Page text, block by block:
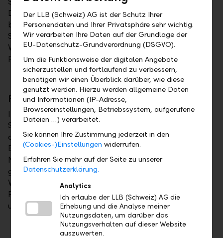
Die neue Seite heisst nun "Asset Allocation" und
beinhaltet eine Vielzahl an Analysemöglichkeiten.
Sie bietet Ihnen die Möglichkeit, eine Analyse der
Vermögenswerte einer Kundenbeziehung oder eines
Portfolios zu erstellen.
PDF-Ausdruck
Im Online Banking haben Sie auf verschiedenen
Seiten die Möglichkeit, ein PDF zu generieren. Bis
anhin wurden diese PDF-Dateien aus dem Online
Banking im Hochformat erstellt. Seit dem
November-Release werden Ihnen diese selbst
generierten Dokumente im Querformat zur
Verfügung gestellt. Die von der Bank in Ihrem
Postfach bereitgestellten Dokumente bleiben
unverändert.
Der LLB (Schweiz) AG ist der Schutz Ihrer
Personendaten und Ihrer Privatsphäre sehr wichtig.
Wir verarbeiten Ihre Daten auf der Grundlage der
EU-Datenschutz-Grundverordnung (DSGVO).
Um die Funktionsweise der digitalen Angebote
sicherzustellen und fortlaufend zu verbessern,
benötigen wir einen Überblick darüber, wie diese
genutzt werden. Hierzu werden allgemeine Daten
und Informationen (IP-Adresse,
Browsereinstellungen, Betriebssystem, aufgerufene
Dateien …) verarbeitet.
Sie können Ihre Zustimmung jederzeit in den
(Cookies-)Einstellungen widerrufen.
Erfahren Sie mehr auf der Seite zu unserer
Datenschutzerklärung.
Analytics
Ich erlaube der LLB (Schweiz) AG die
Erhebung und die Analyse meiner
Nutzungsdaten, um darüber das
Nutzungsverhalten auf dieser Website
auszuwerten.